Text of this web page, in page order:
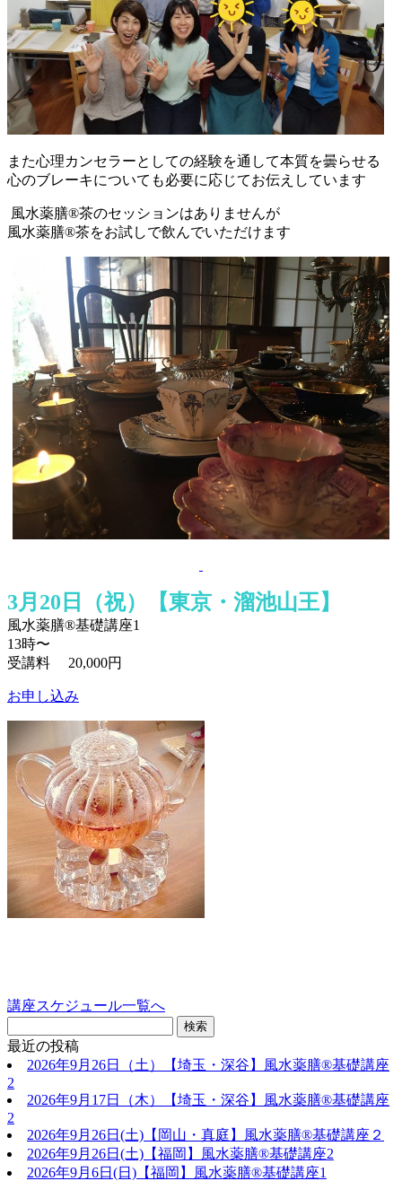
また心理カンセラーとしての経験を通して本質を曇らせる
心のブレーキについても必要に応じてお伝えしています
風水薬膳®茶のセッションはありませんが
風水薬膳®茶をお試しで飲んでいただけます
3月20日（祝）【東京・溜池山王】
風水薬膳®基礎講座1
13時〜
受講料 20,000円
お申し込み
講座スケジュール一覧へ
最近の投稿
2026年9月26日（土）【埼玉・深谷】風水薬膳®基礎講座
2
2026年9月17日（木）【埼玉・深谷】風水薬膳®基礎講座
2
2026年9月26日(土)【岡山・真庭】風水薬膳®基礎講座２
2026年9月26日(土)【福岡】風水薬膳®︎基礎講座2
2026年9月6日(日)【福岡】風水薬膳®︎基礎講座1